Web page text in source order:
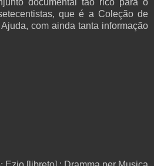
documental tão rico para o
que é a Coleção de
com ainda tanta informação